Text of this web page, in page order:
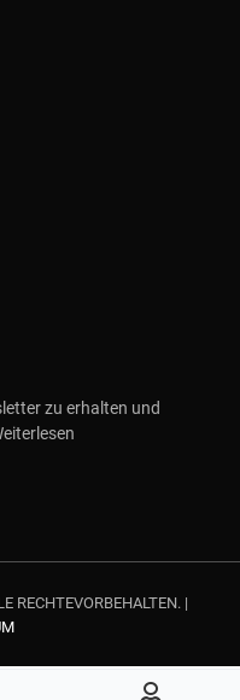
zu erhalten und
RECHTEVORBEHALTEN. |